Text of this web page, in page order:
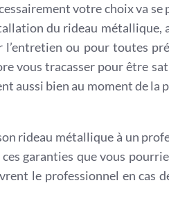
votre choix va se
du rideau métallique,
ou pour toutes
vous tracasser pour être
aussi bien au moment de la
rideau métallique à un
garanties que vous
le professionnel en cas